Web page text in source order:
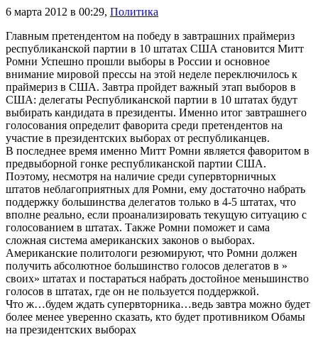
6 марта 2012 в 00:29, Политика
Главным претендентом на победу в завтрашних праймериз
республиканской партии в 10 штатах США становится Митт
Ромни Успешно прошли выборы в России и основное
внимание мировой прессы на этой неделе переключилось к
праймериз в США. Завтра пройдет важный этап выборов в
США: делегаты Республиканской партии в 10 штатах будут
выбирать кандидата в президенты. Именно итог завтрашнего
голосования определит фаворита среди претендентов на
участие в президентских выборах от республиканцев.
В последнее время именно Митт Ромни является фаворитом в
предвыборной гонке республиканской партии США.
Поэтому, несмотря на наличие среди супервторничных
штатов неблагоприятных для Ромни, ему достаточно набрать
поддержку большинства делегатов только в 4-5 штатах, что
вполне реально, если проанализировать текущую ситуацию с
голосованием в штатах. Также Ромни поможет и сама
сложная система американских законов о выборах.
Американские политологи резюмируют, что Ромни должен
получить абсолютное большинство голосов делегатов в »
своих» штатах и постараться набрать достойное меньшинство
голосов в штатах, где он не пользуется поддержкой.
Что ж…будем ждать супервторника…ведь завтра можно будет
более менее уверенно сказать, кто будет противником Обамы
на президентских выборах